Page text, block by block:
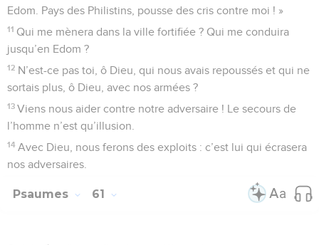
Edom. Pays des Philistins, pousse des cris contre moi ! »
11 Qui me mènera dans la ville fortifiée ? Qui me conduira
jusqu’en Edom ?
12 N’est-ce pas toi, ô Dieu, qui nous avais repoussés et qui ne
sortais plus, ô Dieu, avec nos armées ?
13 Viens nous aider contre notre adversaire ! Le secours de
l’homme n’est qu’illusion.
14 Avec Dieu, nous ferons des exploits : c’est lui qui écrasera
nos adversaires.
Psaumes 61